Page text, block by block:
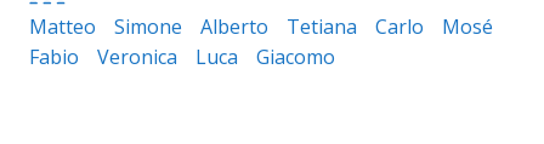
Matteo Simone Alberto Tetiana Carlo
Mosé
Fabio
Veronica Luca Giacomo